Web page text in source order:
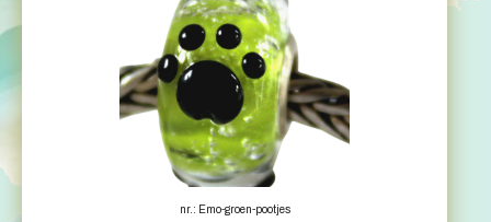
nr.: Emo-groen-pootjes